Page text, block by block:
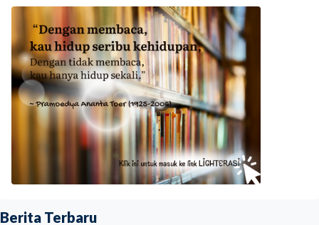
Berita Terbaru